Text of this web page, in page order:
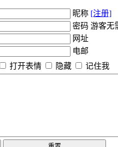
昵称 [注册]
密码 游客无
网址
电邮
打开表情 隐藏 记住我